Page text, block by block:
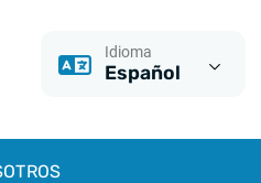
Idioma
Español